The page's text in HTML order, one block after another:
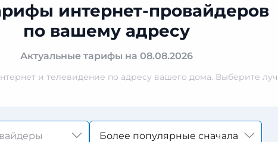
интернет-провайдеров
по вашему адресу
Актуальные тарифы на 08.08.2026
и телевидение по адресу вашего дома. Выберите
Более популярные сначала